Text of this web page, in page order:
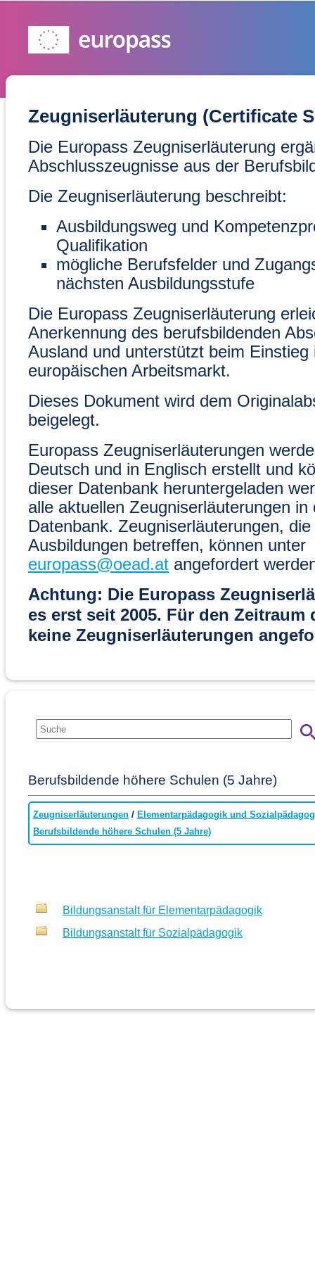
Zeugniserläuterung (Certificate
Die Europass Zeugniserläuterung
Abschlusszeugnisse aus der
Die Zeugniserläuterung beschreibt:
Ausbildungsweg und
Qualifikation
mögliche Berufsfelder und
nächsten Ausbildungsstufe
Die Europass Zeugniserläuterung
Anerkennung des berufsbildenden
Ausland und unterstützt beim Einstieg
europäischen Arbeitsmarkt.
Dieses Dokument wird dem
beigelegt.
Europass Zeugniserläuterungen
Deutsch und in Englisch erstellt und
dieser Datenbank heruntergeladen
alle aktuellen Zeugniserläuterungen in
Datenbank. Zeugniserläuterungen,
Ausbildungen betreffen, können unter
europass@oead.at angefordert
Achtung: Die Europass
es erst seit 2005. Für den Zeitraum
keine Zeugniserläuterungen
Berufsbildende höhere Schulen (5 Jahre)
Zeugniserläuterungen / Elementarpädagogik und
Berufsbildende höhere Schulen (5 Jahre)
Bildungsanstalt für Elementarpädagogik
Bildungsanstalt für Sozialpädagogik